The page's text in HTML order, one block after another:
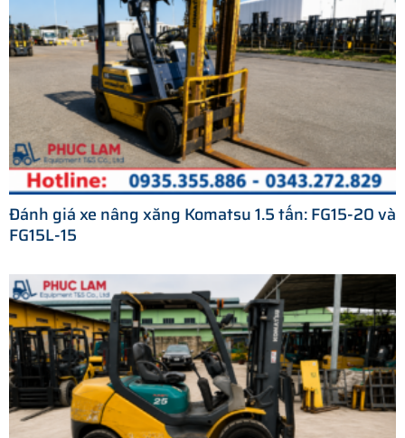
Đánh giá xe nâng xăng Komatsu 1.5 tấn: FG15-20 và
FG15L-15